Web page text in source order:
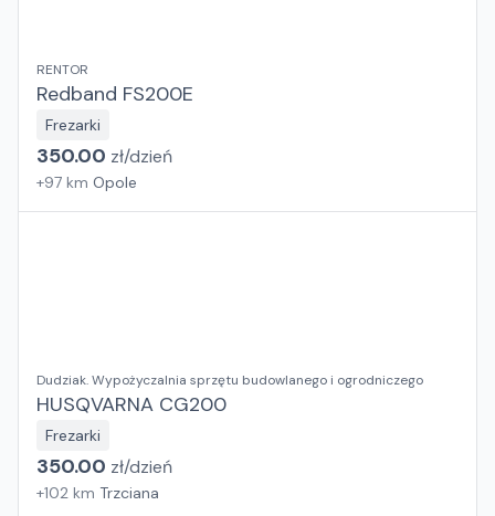
RENTOR
Redband FS200E
Frezarki
350.00 zł/dzień
+97 km Opole
Dudziak. Wypożyczalnia sprzętu budowlanego i ogrodniczego
HUSQVARNA CG200
Frezarki
350.00 zł/dzień
+102 km Trzciana